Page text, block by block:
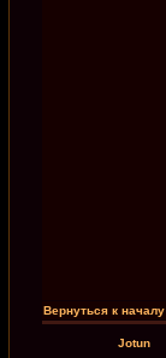
Вернуться к началу
Jotun